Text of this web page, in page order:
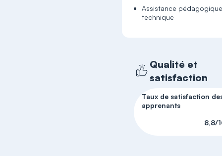
Assistance
technique
Qualité et
satisfaction
Taux de satisfaction
apprenants
8,8/